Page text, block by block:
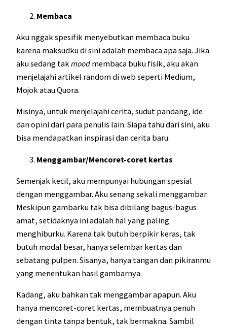
Membaca
Aku nggak spesifik menyebutkan membaca buku
karena maksudku di sini adalah membaca apa saja. Jika
aku sedang takmood membaca buku fisik, aku akan
menjelajahi artikel random di web seperti Medium,
Mojok atau Quora.
Misinya, untuk menjelajahi cerita, sudut pandang, ide
dan opini dari para penulis lain. Siapa tahu dari sini, aku
bisa mendapatkan inspirasi dan cerita baru.
Menggambar/Mencoret-coret kertas
Semenjak kecil, aku mempunyai hubungan spesial
dengan menggambar. Aku senang sekali menggambar.
Meskipun gambarku tak bisa dibilang bagus-bagus
amat, setidaknya ini adalah hal yang paling
menghiburku. Karena tak butuh berpikir keras, tak
butuh modal besar, hanya selembar kertas dan
sebatang pulpen. Sisanya, hanya tangan dan pikiranmu
yang menentukan hasil gambarnya.
Kadang, aku bahkan tak menggambar apapun. Aku
hanya mencoret-coret kertas, membuatnya penuh
dengan tinta tanpa bentuk, tak bermakna. Sambil